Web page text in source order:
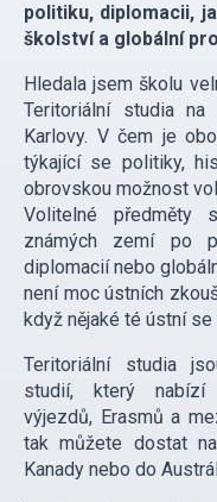
politiku, diplomacii,
školství a globální
Hledala jsem školu
Teritoriální studia na
Karlovy. V čem je
týkající se politiky,
obrovskou možnost
Volitelné předměty
známých zemí po
diplomacií nebo
není moc ústních
když nějaké té ústní se
Teritoriální studia
studií, který nabízí
výjezdů, Erasmů a
tak můžete dostat
Kanady nebo do